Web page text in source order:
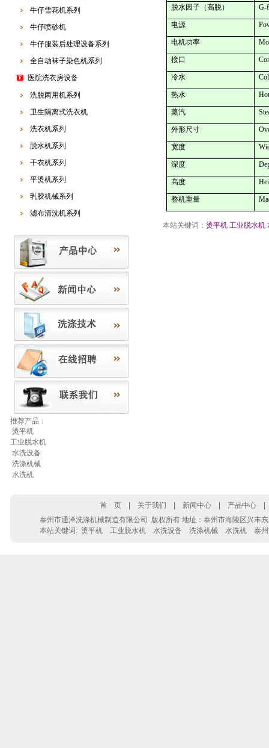
牛仔雪花机系列
牛仔喷砂机
牛仔服装后处理设备系列
全自动袜子染色机系列
医院洗衣房设备
洗脱两用机系列
卫生隔离式洗衣机
洗衣机系列
脱水机系列
干衣机系列
平烫机系列
乳胶机械系列
滤布清洗机系列
推荐产品：
烫平机
工业脱水机
水洗设备
洗涤机械
水洗机
脱水因子（高脱） G-
电源
电机功率
接口
冷水
热水
蒸汽
外形尺寸
宽度
深度
高度
整机重量
本站关键词： 烫平机 工业脱水机
首 页 关于我们 新闻中心 产品中心
泰州市通洋洗涤机械制造有限公司
版权所有 地址：泰州市海陵区兴
本站关键词: 烫平机 工业脱水机 水洗设备 洗涤机械 水洗机 泰